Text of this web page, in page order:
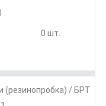
0 шт.
(резинопробка) / БРТ